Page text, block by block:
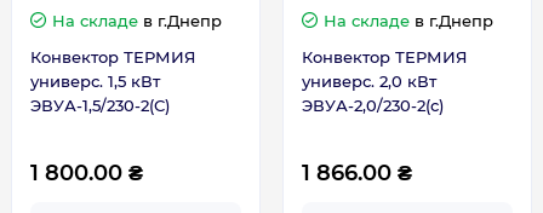
На складе в г.Днепр
Конвектор ТЕРМИЯ
универс. 1,5 кВт
ЭВУА-1,5/230-2(С)
1 800.00 ₴
На складе в г.Днепр
Конвектор ТЕРМИЯ
универс. 2,0 кВт
ЭВУА-2,0/230-2(с)
1 866.00 ₴